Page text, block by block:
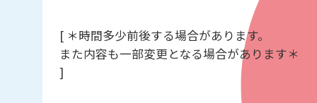
[ ＊時間多少前後する場合があります。
また内容も一部変更となる場合があります＊
]